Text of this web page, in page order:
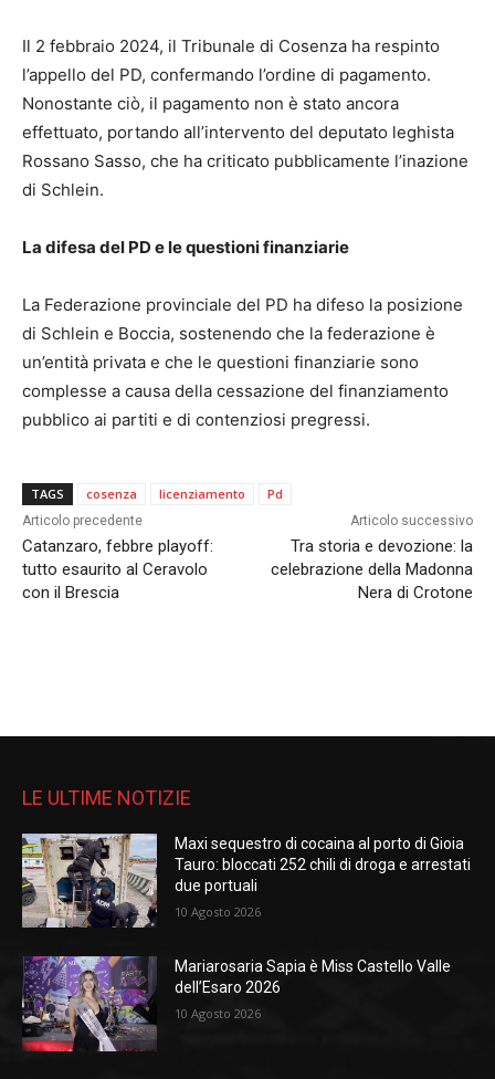
Il 2 febbraio 2024, il Tribunale di Cosenza ha respinto
l’appello del PD, confermando l’ordine di pagamento.
Nonostante ciò, il pagamento non è stato ancora
effettuato, portando all’intervento del deputato leghista
Rossano Sasso, che ha criticato pubblicamente l’inazione
di Schlein.
La difesa del PD e le questioni finanziarie
La Federazione provinciale del PD ha difeso la posizione
di Schlein e Boccia, sostenendo che la federazione è
un’entità privata e che le questioni finanziarie sono
complesse a causa della cessazione del finanziamento
pubblico ai partiti e di contenziosi pregressi.
TAGS cosenza licenziamento Pd
Articolo precedente
Catanzaro, febbre playoff:
tutto esaurito al Ceravolo
con il Brescia
Articolo successivo
Tra storia e devozione: la
celebrazione della Madonna
Nera di Crotone
LE ULTIME NOTIZIE
Maxi sequestro di cocaina al porto di Gioia
Tauro: bloccati 252 chili di droga e arrestati
due portuali
10 Agosto 2026
Mariarosaria Sapia è Miss Castello Valle
dell’Esaro 2026
10 Agosto 2026